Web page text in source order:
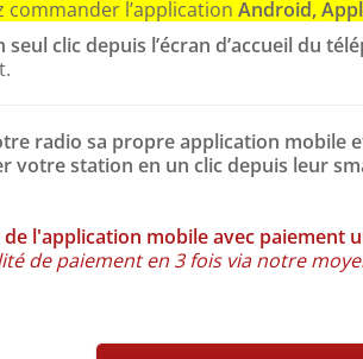
l’application Android,
seul clic depuis l’écran d’accueil du
radio sa propre application mobile
votre station en un clic depuis leur
de l'application mobile avec paiement
de paiement en 3 fois via notre